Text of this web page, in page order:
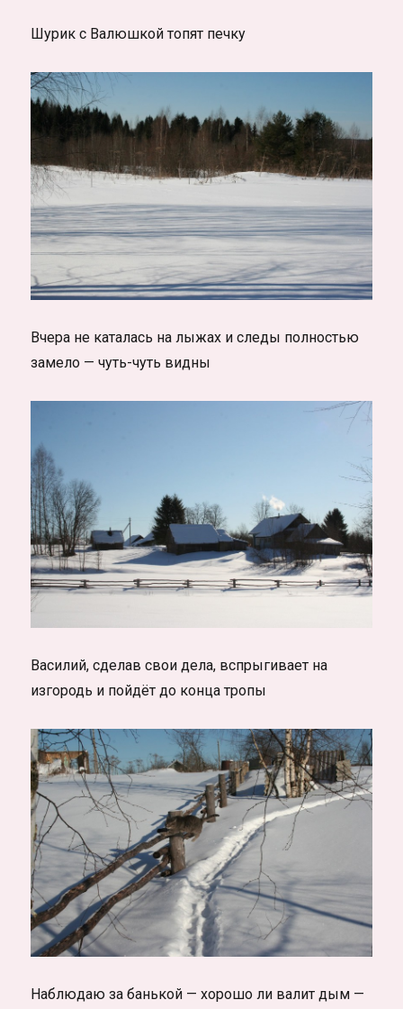
Шурик с Валюшкой топят печку
Вчера не каталась на лыжах и следы полностью
замело — чуть-чуть видны
Василий, сделав свои дела, вспрыгивает на
изгородь и пойдёт до конца тропы
Наблюдаю за банькой — хорошо ли валит дым —